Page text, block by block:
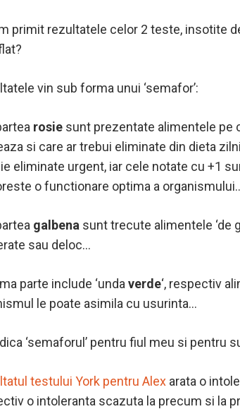
primit rezultatele celor 2 teste, insotite
vin sub forma unui ‘semafor’:
rosie sunt prezentate alimentele pe
si care ar trebui eliminate din dieta
eliminate urgent, iar cele notate cu +1
o functionare optima a
galbena sunt trecute alimentele ‘de
sau deloc…
parte include ‘unda verde‘, respectiv
le poate asimila cu usurinta…
‘semaforul’ pentru fiul meu si pentru
testului York pentru Alex arata o
o intoleranta scazuta la precum si la